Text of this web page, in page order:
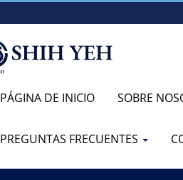
PÁGINA DE INICIO SOBRE
PREGUNTAS FRECUENTES